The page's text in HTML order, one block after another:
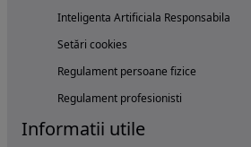
Inteligenta Artificiala Responsabila
Setări cookies
Regulament persoane fizice
Regulament profesionisti
Informatii utile